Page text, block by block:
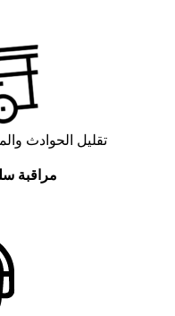
تقليل الحوادث
مراقبة